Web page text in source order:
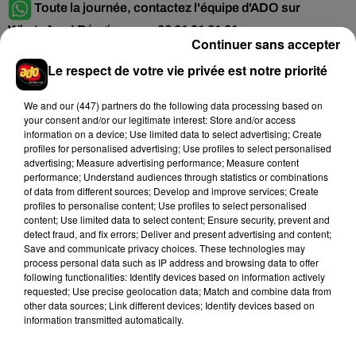
Toute la journée, contactez l'équipe d'ADO sur
WhatsApp ! Réagissez au 06 61 01 61 01.
À gagner sur ADO
Le respect de votre vie privée est notre priorité
We and our (447) partnersdo the following data processing based on
your consent and/or our legitimate interest: Store and/or access
information on a device; Use limited data to select advertising; Create
profiles for personalised advertising; Use profiles to select personalised
advertising; Measure advertising performance; Measure content
performance; Understand audiences through statistics or combinations
of data from different sources; Develop and improve services; Create
profiles to personalise content; Use profiles to select personalised
content; Use limited data to select content; Ensure security, prevent and
detect fraud, and fix errors; Deliver and present advertising and content;
Save and communicate privacy choices. These technologies may
process personal data such as IP address and browsing data to offer
following functionalities: Identify devices based on information actively
requested; Use precise geolocation data; Match and combine data from
other data sources; Link different devices; Identify devices based on
information transmitted automatically.
Continuer sans accepter